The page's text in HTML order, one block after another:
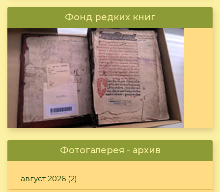
Фонд редких книг
Фотогалерея - архив
август 2026 (2)